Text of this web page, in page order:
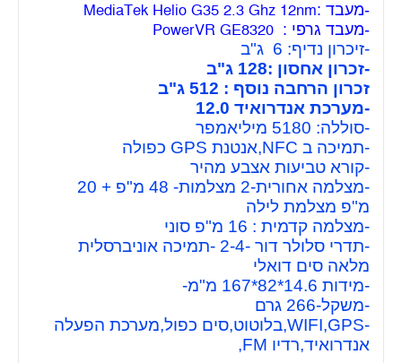
-מעבד :MediaTek Helio G35 2.3 Ghz 12nm
-מעבד גרפי :
-זיכרון נדיף: 6 ג"ב
-זכרון אחסון :128 ג"ב
זכרון הרחבה נוסף : 512 ג"ב
-מערכת אנדרואיד 12.0
-סוללה: 5180 מיליאמפר
-תמיכה ב NFC,אנטנת GPS כפולה
-קורא טביעות אצבע מהיר
-מצלמה אחורית-2 מצלמות- 48 מ"פ + 20
מ"פ מצלמת לילה
-מצלמה קדמית : 16 מ"פ סוני
-תדרי סלולר דור -2-4 -תמיכה אוניברסלית
מלאה סים דואלי
-מידות 14.6*82*167
מ"מ-
-משקל-266 גרם
-WIFI,GPS,בלוטוט,סים כפול,מערכת הפעלה
אנדרואיד,רדיו FM,